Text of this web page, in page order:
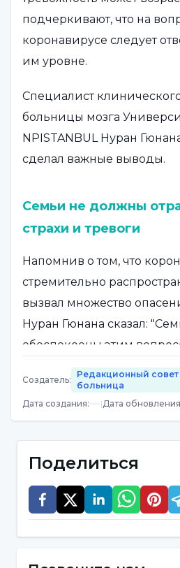
подчеркивают, что на
коронавирусе следует
им уровне.
Специалист
больницы мозга
NPISTANBUL Нуран
сделал важные выводы.
Семьи не должны
страхи и тревоги
Напомнив о том, что
стремительно
вызвал множество
Нуран Гюнана сказал:
обеспокоены этим
и за своих детей. Прежде
важная задача, которую
- это контролировать
неуправляемое событие,
возрастет".
Информация должна
предоставляться в
Создатель:
Редакционный
больница
Дата создания: |Дата обновления
Поделиться